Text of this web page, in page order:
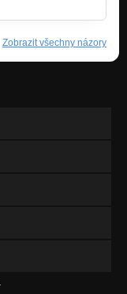
Zobrazit všechny názory